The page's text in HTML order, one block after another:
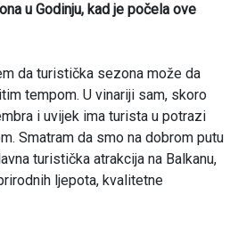
u Godinju, kad je počela ove
da turistička sezona može da
tempom. U vinariji sam, skoro
i uvijek ima turista u potrazi
Smatram da smo na dobrom putu
turistička atrakcija na Balkanu,
ljepota, kvalitetne